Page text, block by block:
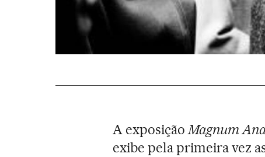
A exposiçãoMagnum
exibe pela primeira vez